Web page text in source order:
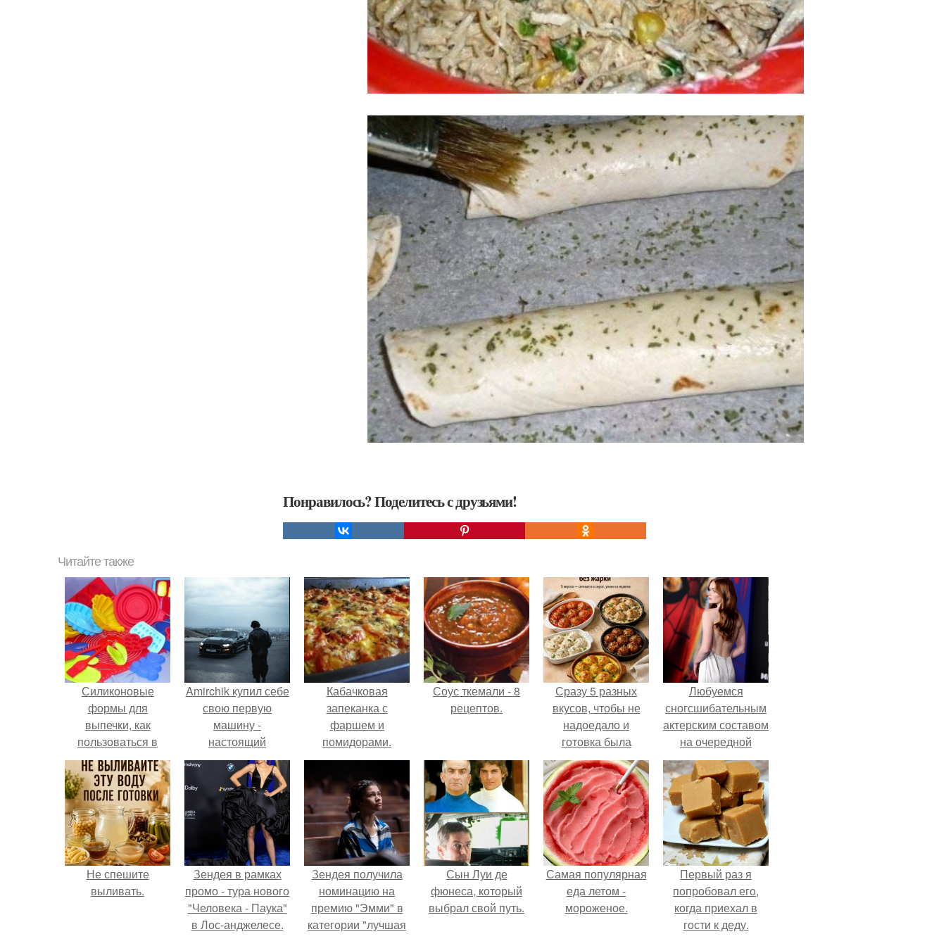
Понравилось? Поделитесь с друзьями!
Читайте также
Силиконовые
формы для
выпечки, как
пользоваться в
духовке. 9 правил
использования
силиконовых
формам для
выпечки.
Amirchik купил себе
свою первую
машину -
настоящий
автомобиль мечты
для многих
автолюбителей.
Кабачковая
запеканка с
фаршем и
помидорами.
Соус ткемали - 8
рецептов.
Сразу 5 разных
вкусов, чтобы не
надоедало и
готовка была
проще.
Любуемся
сногсшибательным
актерским составом
на очередной
премьере нового
человека - паука.
Не спешите
выливать.
Зендея в рамках
промо - тура нового
"Человека - Паука"
в Лос-анджелесе.
Зендея получила
номинацию на
премию "Эмми" в
категории "лучшая
Сын Луи де
фюнеса, который
выбрал свой путь.
Самая популярная
еда летом -
мороженое.
Первый раз я
попробовал его,
когда приехал в
гости к деду.